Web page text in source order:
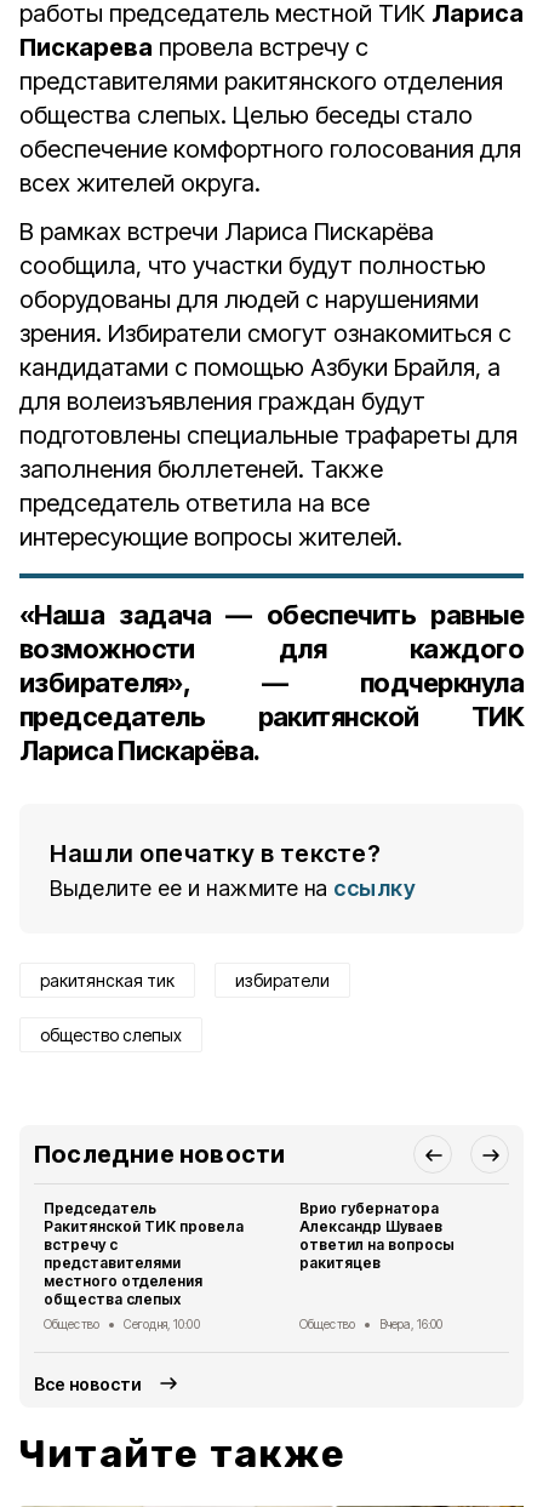
работы председатель местной ТИК Лариса
Пискарева провела встречу с
представителями ракитянского отделения
общества слепых. Целью беседы стало
обеспечение комфортного голосования для
всех жителей округа.
В рамках встречи Лариса Пискарёва
сообщила, что участки будут полностью
оборудованы для людей с нарушениями
зрения. Избиратели смогут ознакомиться с
кандидатами с помощью Азбуки Брайля, а
для волеизъявления граждан будут
подготовлены специальные трафареты для
заполнения бюллетеней. Также
председатель ответила на все
интересующие вопросы жителей.
«Наша задача — обеспечить равные
возможности для каждого
избирателя», — подчеркнула
председатель ракитянской ТИК
Лариса Пискарёва.
Нашли опечатку в тексте?
Выделите ее и нажмите на ссылку
ракитянская тик избиратели
общество слепых
Последние новости
Председатель
Ракитянской ТИК провела
встречу с
представителями
местного отделения
общества слепых
Общество Сегодня, 10:00
Врио губернатора
Александр Шуваев
ответил на вопросы
ракитяцев
Общество Вчера, 16:00
Все новости
Читайте также